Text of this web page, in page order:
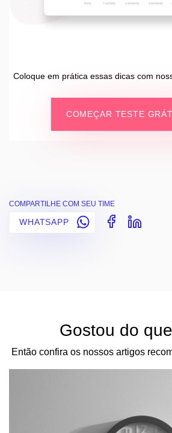
Coloque em prática essas dicas com
COMEÇAR TESTE
COMPARTILHE COM SEU TIME
WHATSAPP
Gostou do
Então confira os nossos artigos